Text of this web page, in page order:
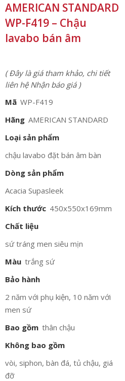
AMERICAN STANDARD
WP-F419 – Chậu
lavabo bán âm
( Đây là giá tham khảo, chi tiết
liên hệ Nhận báo giá )
Mã WP-F419
Hãng AMERICAN STANDARD
Loại sản phẩm
chậu lavabo đặt bán âm bàn
Dòng sản phẩm
Acacia Supasleek
Kích thước 450x550x169mm
Chất liệu
sứ tráng men siêu mịn
Màu trắng sứ
Bảo hành
2 năm với phụ kiện, 10 năm với
men sứ
Bao gồm thân chậu
Không bao gồm
vòi, siphon, bàn đá, tủ chậu, giá
đỡ